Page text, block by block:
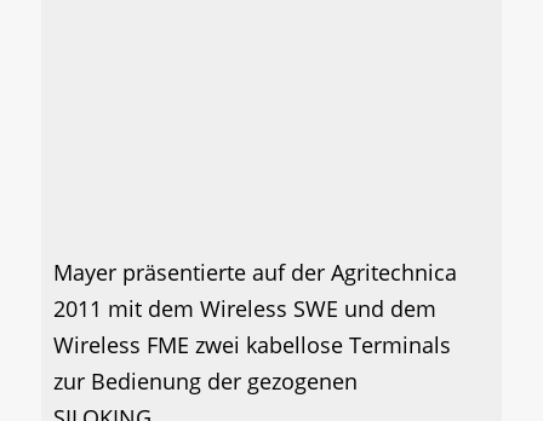
Mayer präsentierte auf der Agritechnica
2011 mit dem Wireless SWE und dem
Wireless FME zwei kabellose Terminals
zur Bedienung der gezogenen